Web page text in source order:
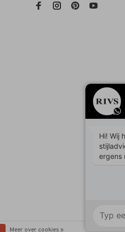
Meer over cookies »